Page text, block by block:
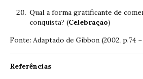
Qual a forma gratificante de
conquista? (Celebração)
Fonte: Adaptado de Gibbon (2002, p.74 –
Referências